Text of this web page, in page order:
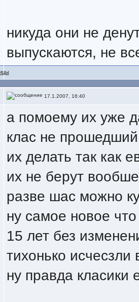
никуда они не
выпускаются, не
17.1.2007, 16:40
а помоему их уже
клас не
их делать так как
их не берут
разве шас можно
ну самое новое
15 лет без
тихонько исчесзли
ну правда класики